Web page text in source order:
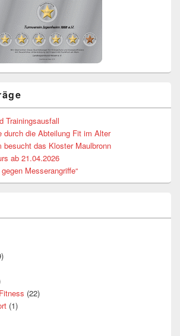
Trainingsausfall
durch die Abteilung Fit im Alter
besucht das Kloster Maulbronn
ab 21.04.2026
Messerangriffe“
(22)
(1)